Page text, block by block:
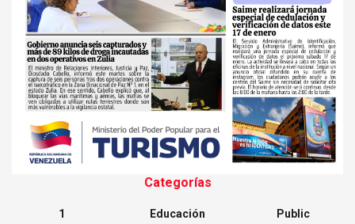
Categorías
1
Educación
Public